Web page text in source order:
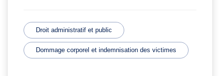
Droit administratif et public
Dommage corporel et indemnisation des victimes